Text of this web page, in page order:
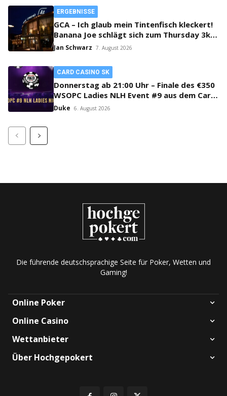
ERGEBNISSE
GCA – Ich glaub mein Tintenfisch kleckert!
Banana Joe schlägt sich zum Thursday 3k
Sieg durch!
Jan Schwarz 7. August 2026
CARD CASINO SK
Donnerstag ab 21:00 Uhr – Finale des €350
WSOPC Ladies NLH Event #9 aus dem Card
Casino SK!
Duke 6. August 2026
Die führende deutschsprachige Seite für Poker, Wetten und
Gaming!
Online Poker
Online Casino
Wettanbieter
Über Hochgepokert